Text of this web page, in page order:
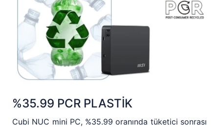
%35.99 PCR PLASTİK
Cubi NUC mini PC, %35.99 oranında tüketici sonrası